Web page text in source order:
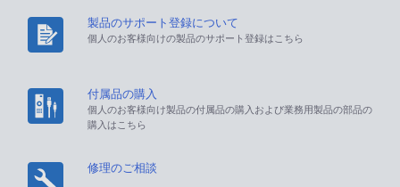
製品のサポート登録について
個人のお客様向けの製品のサポート登録はこちら
付属品の購入
個人のお客様向け製品の付属品の購入および業務用製品の部品の
購入はこちら
修理のご相談